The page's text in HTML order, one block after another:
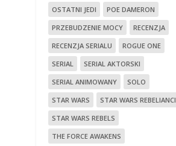
OSTATNI JEDI
POE DAMERON
PRZEBUDZENIE MOCY
RECENZJA
RECENZJA SERIALU
ROGUE ONE
SERIAL
SERIAL AKTORSKI
SERIAL ANIMOWANY
SOLO
STAR WARS
STAR WARS REBELIANCI
STAR WARS REBELS
THE FORCE AWAKENS